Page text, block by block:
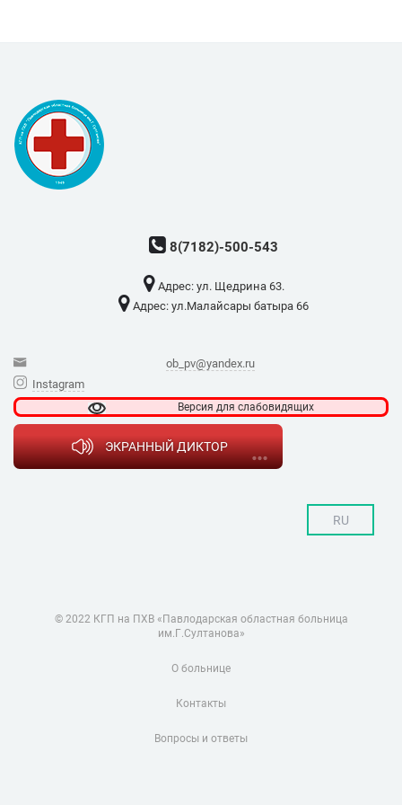
8(7182)-500-543
Адрес: ​ул. Щедрина 63.
Адрес: ​ул.Малайсары батыра 66
ob_pv@yandex.ru
Instagram
Версия для слабовидящих
ЭКРАННЫЙ ДИКТОР
RU
© 2022 КГП на ПХВ «Павлодарская областная больница
им.Г.Султанова»
О больнице
Контакты
Вопросы и ответы